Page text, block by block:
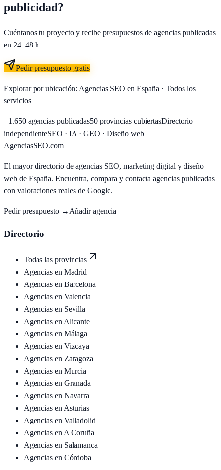
publicidad?
Cuéntanos tu proyecto y recibe presupuestos de agencias publicadas
en 24–48 h.
Pedir presupuesto gratis
Explorar por ubicación: Agencias SEO en España · Todos los
servicios
+1.650 agencias publicadas50 provincias cubiertasDirectorio
independienteSEO · IA · GEO · Diseño web
AgenciasSEO.com
El mayor directorio de agencias SEO, marketing digital y diseño
web de España. Encuentra, compara y contacta agencias publicadas
con valoraciones reales de Google.
Pedir presupuesto →Añadir agencia
Directorio
Todas las provincias
Agencias en Madrid
Agencias en Barcelona
Agencias en Valencia
Agencias en Sevilla
Agencias en Alicante
Agencias en Málaga
Agencias en Vizcaya
Agencias en Zaragoza
Agencias en Murcia
Agencias en Granada
Agencias en Navarra
Agencias en Asturias
Agencias en Valladolid
Agencias en A Coruña
Agencias en Salamanca
Agencias en Córdoba